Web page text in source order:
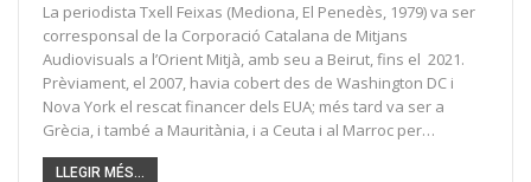
La periodista Txell Feixas (Mediona, El Penedès, 1979) va ser
corresponsal de la Corporació Catalana de Mitjans
Audiovisuals a l’Orient Mitjà, amb seu a Beirut, fins el 2021.
Prèviament, el 2007, havia cobert des de Washington DC i
Nova York el rescat financer dels EUA; més tard va ser a
Grècia, i també a Mauritània, i a Ceuta i al Marroc per…
LLEGIR MÉS...